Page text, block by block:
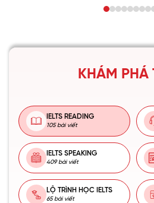
KHÁM PHÁ
IELTS READING
105 bài viết
IELTS SPEAKING
409 bài viết
LỘ TRÌNH HỌC IELTS
65 bài viết